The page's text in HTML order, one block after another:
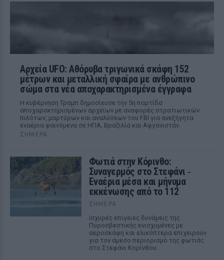
Αρχεία UFO: Αθόρυβα τριγωνικά σκάφη 152
μέτρων και μεταλλική σφαίρα με ανθρώπινο
σώμα στα νέα αποχαρακτηρισμένα έγγραφα
Η κυβέρνηση Τραμπ δημοσίευσε την 5η παρτίδα
αποχαρακτηρισμένων αρχείων με αναφορές στρατιωτικών
πιλότων, μαρτύρων και αναλύσεων του FBI για ανεξήγητα
εναέρια φαινόμενα σε ΗΠΑ, Βραζιλία και Αφγανιστάν.
ΣΉΜΕΡΑ
Φωτιά στην Κόρινθο:
Συναγερμός στο Στεφάνι ‑
Εναέρια μέσα και μήνυμα
εκκένωσης από το 112
ΣΉΜΕΡΑ
Ισχυρές επίγειες δυνάμεις της
Πυροσβεστικής ενισχυμένες με
αεροσκάφη και ελικόπτερα επιχειρούν
για τον άμεσο περιορισμό της φωτιάς
στο Στεφάνι Κορίνθου.